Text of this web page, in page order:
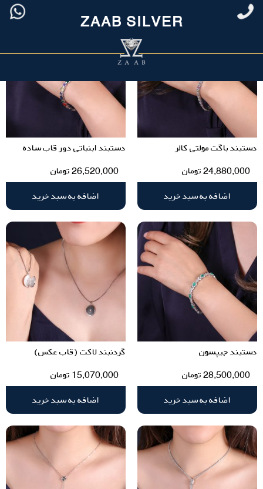
ZAAB SILVER
دستبند باگت مولتی کالر
24,880,000تومان
اضافه به سبد خرید
دستبند ابنباتی دور قاب ساده
26,520,000تومان
اضافه به سبد خرید
دستبند جیپسون
28,500,000تومان
اضافه به سبد خرید
گردنبند لاکت (قاب عکس)
15,070,000 تومان
اضافه به سبد خرید